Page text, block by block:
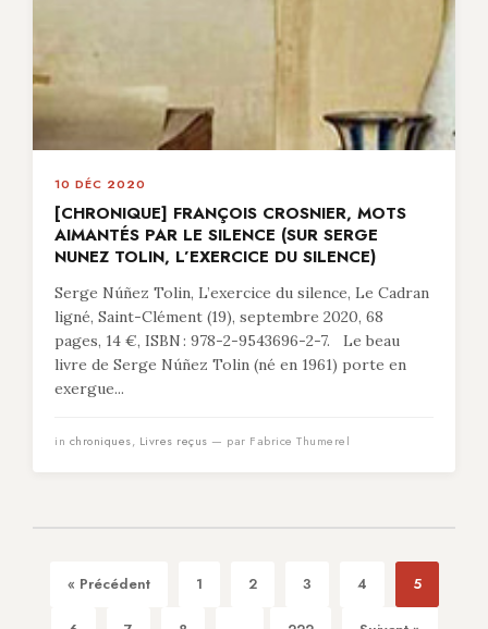
10 DÉC 2020
[CHRONIQUE] FRANÇOIS CROSNIER, MOTS
AIMANTÉS PAR LE SILENCE (SUR SERGE
NUNEZ TOLIN, L’EXERCICE DU SILENCE)
Serge Núñez Tolin, L’exercice du silence, Le Cadran
ligné, Saint-Clément (19), septembre 2020, 68
pages, 14 €, ISBN : 978-2-9543696-2-7. Le beau
livre de Serge Núñez Tolin (né en 1961) porte en
exergue...
in chroniques, Livres reçus — par Fabrice Thumerel
« Précédent 1 2 3 4 5